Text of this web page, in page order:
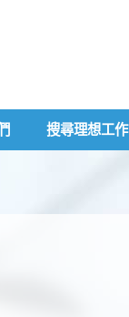
搜尋理想工作